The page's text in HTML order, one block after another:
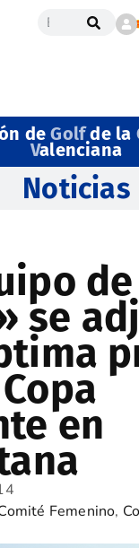
deGolfde la
Valenciana
Noticias
se
en
Femenino,